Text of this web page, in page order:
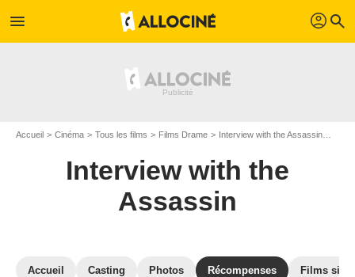
menu profil search
Accueil Cinéma Tous les films Films Drame Interview with the Assassin
Interview with the
Assassin
Accueil Casting Photos Récompenses Films